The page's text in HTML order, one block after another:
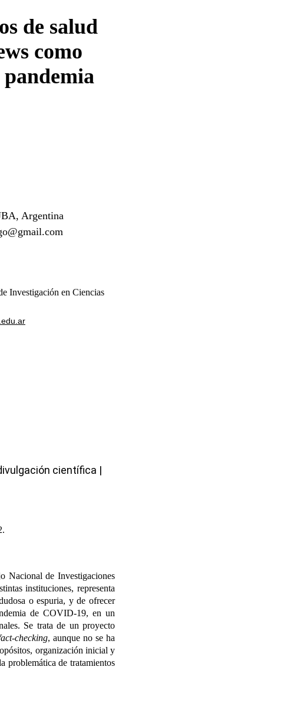
de salud
como
Argentina
Investigación en Ciencias
científica |
Nacional de Investigaciones
instituciones, representa
o espuria, y de ofrecer
de COVID-19, en un
Se trata de un proyecto
checking, aunque no se ha
organización inicial y
problemática de tratamientos